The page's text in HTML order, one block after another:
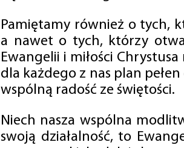
Pamiętamy również o tych,
a nawet o tych, którzy
Ewangelii i miłości
dla każdego z nas plan
wspólną radość ze świętości.
Niech nasza wspólna
swoją działalność, to